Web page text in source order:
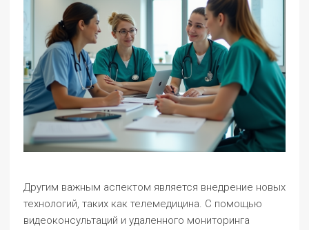
Другим важным аспектом является внедрение новых
технологий, таких как телемедицина. С помощью
видеоконсультаций и удаленного мониторинга